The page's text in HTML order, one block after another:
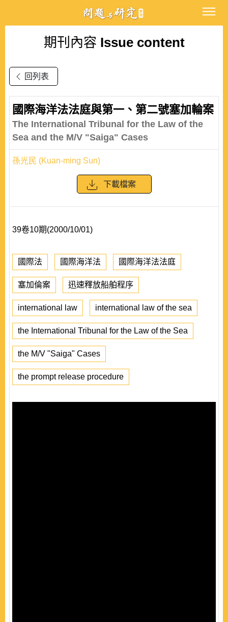
期刊內容 Issue content
回列表
國際海洋法法庭與第一、第二號塞加輪案
The International Tribunal for the Law of the
Sea and the M/V "Saiga" Cases
孫光民 (Kuan-ming Sun)
下載檔案
39卷10期(2000/10/01)
國際法 國際海洋法 國際海洋法法庭
塞加倫案 迅速釋放船舶程序
international law international law of the sea
the International Tribunal for the Law of the Sea
the M/V "Saiga" Cases
the prompt release procedure